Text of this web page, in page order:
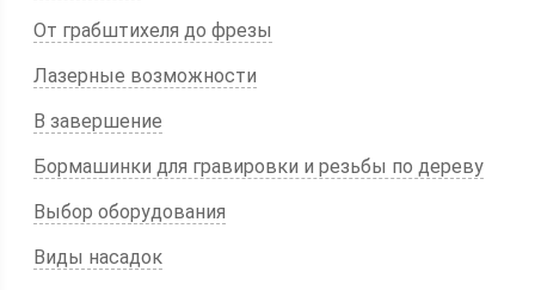
От грабштихеля до фрезы
Лазерные возможности
В завершение
Бормашинки для гравировки и резьбы по дереву
Выбор оборудования
Виды насадок